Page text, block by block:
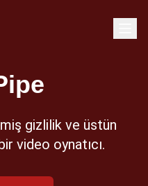
gizlilik ve üstün
video oynatıcı.